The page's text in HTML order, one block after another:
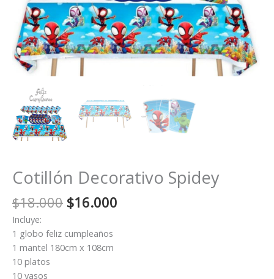
Cotillón Decorativo Spidey
$18.000 El
original
era:
$16.000
Incluye:
1 globo feliz cumpleaños
1 mantel 180cm x 108cm
10 platos
10 vasos